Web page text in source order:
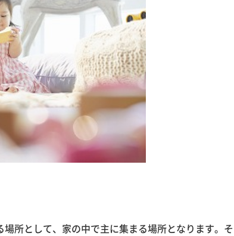
所として、家の中で主に集まる場所となります。そ